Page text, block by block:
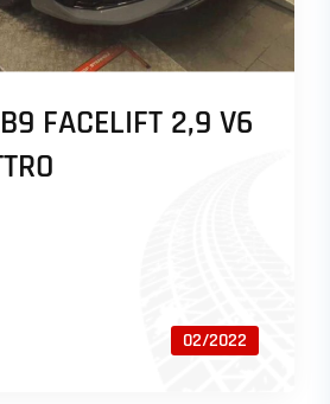
FACELIFT 2,9 V6
02/2022